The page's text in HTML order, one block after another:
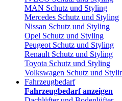
MAN Schutz und Styling
Mercedes Schutz und Styling
Nissan Schutz und Styling
Opel Schutz und Styling
Peugeot Schutz und Styling
Renault Schutz und Styling
Toyota Schutz und Styling
Volkswagen Schutz und
Fahrzeugbedarf
Fahrzeugbedarf anzeigen